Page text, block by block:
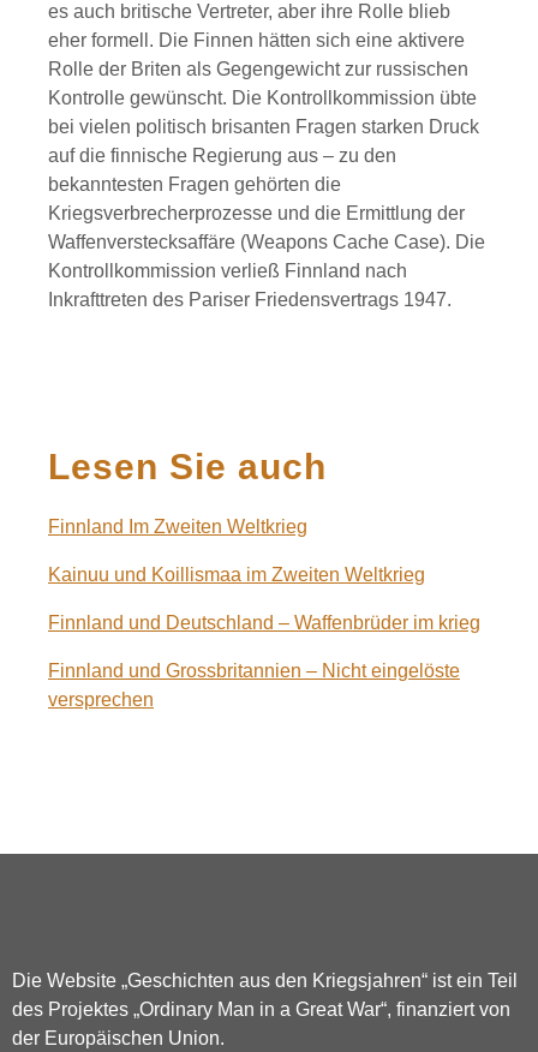
es auch britische Vertreter, aber ihre Rolle blieb
eher formell. Die Finnen hätten sich eine aktivere
Rolle der Briten als Gegengewicht zur russischen
Kontrolle gewünscht. Die Kontrollkommission übte
bei vielen politisch brisanten Fragen starken Druck
auf die finnische Regierung aus – zu den
bekanntesten Fragen gehörten die
Kriegsverbrecherprozesse und die Ermittlung der
Waffenverstecksaffäre (Weapons Cache Case). Die
Kontrollkommission verließ Finnland nach
Inkrafttreten des Pariser Friedensvertrags 1947.
Lesen Sie auch
Finnland Im Zweiten Weltkrieg
Kainuu und Koillismaa im Zweiten Weltkrieg
Finnland und Deutschland – Waffenbrüder im krieg
Finnland und Grossbritannien – Nicht eingelöste
versprechen
Die Website „Geschichten aus den Kriegsjahren“ ist ein Teil
des Projektes „Ordinary Man in a Great War“, finanziert von
der Europäischen Union.